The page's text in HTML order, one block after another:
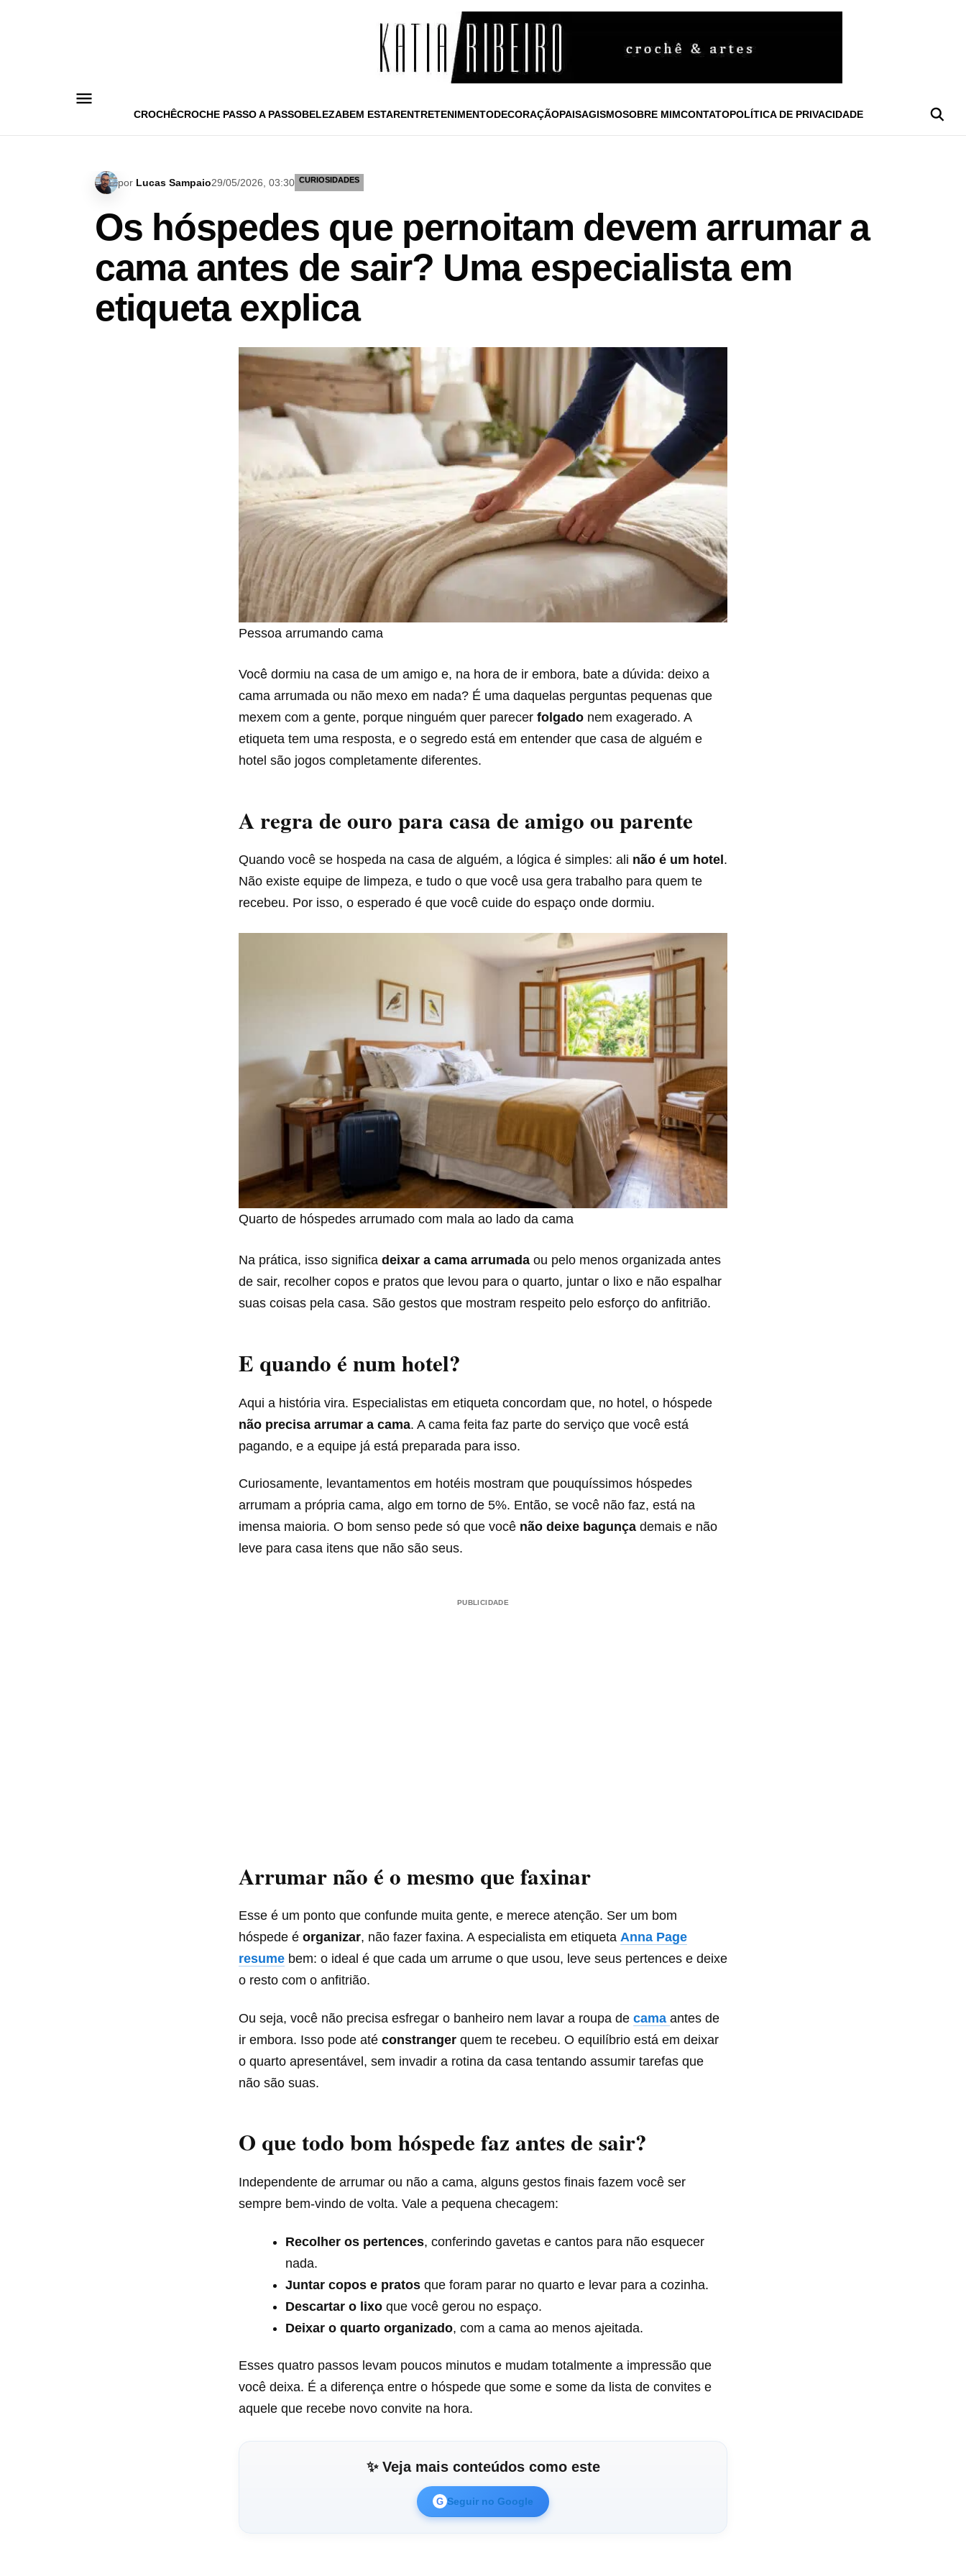
CROCHÊCROCHE PASSO A PASSOBELEZABEM ESTARENTRETENIMENTODECORAÇÃOPAISAGISMOSOBRE MIMCONTATOPOLÍTICA DE PRIVACIDADE
por Lucas Sampaio29/05/2026, 03:30 CURIOSIDADES
Os hóspedes que pernoitam devem arrumar a
cama antes de sair? Uma especialista em
etiqueta explica
Pessoa arrumando cama
Você dormiu na casa de um amigo e, na hora de ir embora, bate a dúvida: deixo a
cama arrumada ou não mexo em nada? É uma daquelas perguntas pequenas que
mexem com a gente, porque ninguém quer parecer folgado nem exagerado. A
etiqueta tem uma resposta, e o segredo está em entender que casa de alguém e
hotel são jogos completamente diferentes.
A regra de ouro para casa de amigo ou parente
Quando você se hospeda na casa de alguém, a lógica é simples: ali não é um hotel .
Não existe equipe de limpeza, e tudo o que você usa gera trabalho para quem te
recebeu. Por isso, o esperado é que você cuide do espaço onde dormiu.
Quarto de hóspedes arrumado com mala ao lado da cama
Na prática, isso significa deixar a cama arrumada ou pelo menos organizada antes
de sair, recolher copos e pratos que levou para o quarto, juntar o lixo e não espalhar
suas coisas pela casa. São gestos que mostram respeito pelo esforço do anfitrião.
E quando é num hotel?
Aqui a história vira. Especialistas em etiqueta concordam que, no hotel, o hóspede
não precisa arrumar a cama. A cama feita faz parte do serviço que você está
pagando, e a equipe já está preparada para isso.
Curiosamente, levantamentos em hotéis mostram que pouquíssimos hóspedes
arrumam a própria cama, algo em torno de 5%. Então, se você não faz, está na
imensa maioria. O bom senso pede só que você não deixe bagunça demais e não
leve para casa itens que não são seus.
PUBLICIDADE
Arrumar não é o mesmo que faxinar
Esse é um ponto que confunde muita gente, e merece atenção. Ser um bom
hóspede é organizar, não fazer faxina. A especialista em etiqueta Anna Page
resume bem: o ideal é que cada um arrume o que usou, leve seus pertences e deixe
o resto com o anfitrião.
Ou seja, você não precisa esfregar o banheiro nem lavar a roupa de cama antes de
ir embora. Isso pode até constranger quem te recebeu. O equilíbrio está em deixar
o quarto apresentável, sem invadir a rotina da casa tentando assumir tarefas que
não são suas.
O que todo bom hóspede faz antes de sair?
Independente de arrumar ou não a cama, alguns gestos finais fazem você ser
sempre bem-vindo de volta. Vale a pequena checagem:
Recolher os pertences, conferindo gavetas e cantos para não esquecer
nada.
Juntar copos e pratos que foram parar no quarto e levar para a cozinha.
Descartar o lixo que você gerou no espaço.
Deixar o quarto organizado, com a cama ao menos ajeitada.
Esses quatro passos levam poucos minutos e mudam totalmente a impressão que
você deixa. É a diferença entre o hóspede que some e some da lista de convites e
aquele que recebe novo convite na hora.
✨ Veja mais conteúdos como este
G Seguir no Google